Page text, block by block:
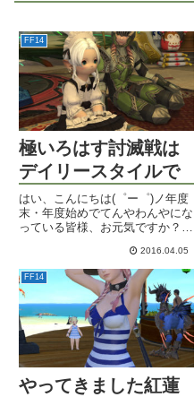
FF14
極いろはす討滅戦は
デイリースタイルで
はい、こんにちは(゜ー゜)ノ年度
末・年度始めでてんやわんやにな
っている皆様、お元気ですか？先
ンで観覧していましたよ。この肩
の出し方は上品なセクシーさがあ
るわね。で、このPLLで発表され
たコラボがセブン・イレ...
2016.04.05
FF14
やってきました紅蓮